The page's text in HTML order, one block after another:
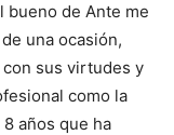
bueno de Ante me
una ocasión,
sus virtudes y
como la
años que ha